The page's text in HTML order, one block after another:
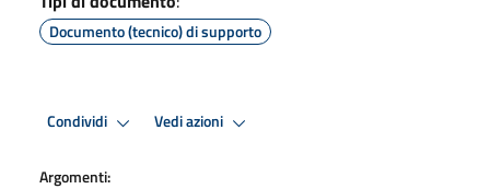
Documento (tecnico) di supporto
Condividi Vedi azioni
Argomenti: